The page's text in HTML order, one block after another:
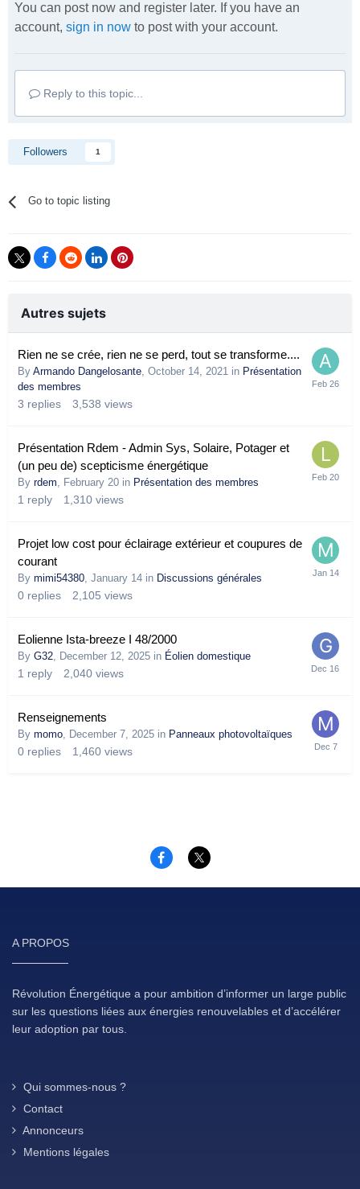
You can post now and register later. If you have an
account, sign in now to post with your account.
Reply to this topic...
Followers 1
Go to topic listing
Autres sujets
Rien ne se crée, rien ne se perd, tout se transforme....
By Armando Dangelosante, October 14, 2021 in Présentation
des membres
3 replies 3,538 views
Présentation Rdem - Admin Sys, Solaire, Potager et
(un peu de) scepticisme énergétique
By rdem, February 20 in Présentation des membres
1 reply 1,310 views
Projet low cost pour éclairage extérieur et coupures de
courant
By mimi54380, January 14 in Discussions générales
0 replies 2,105 views
Eolienne Ista-breeze I 48/2000
By G32, December 12, 2025 in Éolien domestique
1 reply 2,040 views
Renseignements
By momo, December 7, 2025 in Panneaux photovoltaïques
0 replies 1,460 views
A PROPOS
Révolution Énergétique a pour ambition d’informer un large public
sur les questions liées aux énergies renouvelables et d’accélérer
leur adoption par tous.
Qui sommes-nous ?
Contact
Annonceurs
Mentions légales